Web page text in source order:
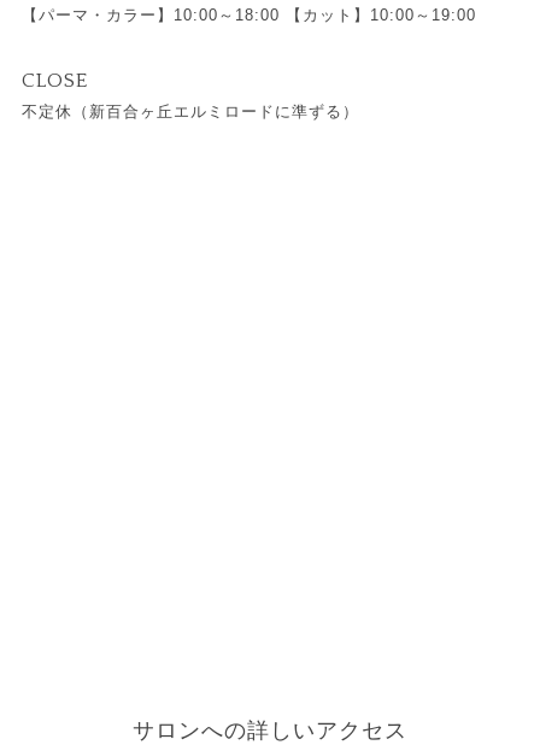
【パーマ・カラー】10:00～18:00 【カット】10:00～19:00
CLOSE
不定休（新百合ヶ丘エルミロードに準ずる）
サロンへの詳しいアクセス